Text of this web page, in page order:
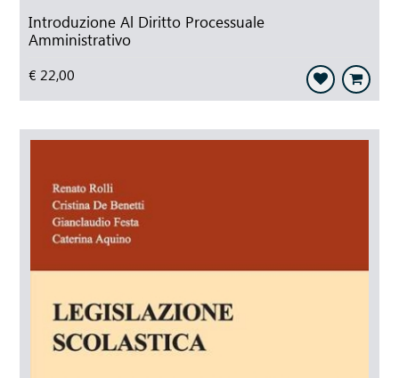
Introduzione Al Diritto Processuale
Amministrativo
€ 22,00